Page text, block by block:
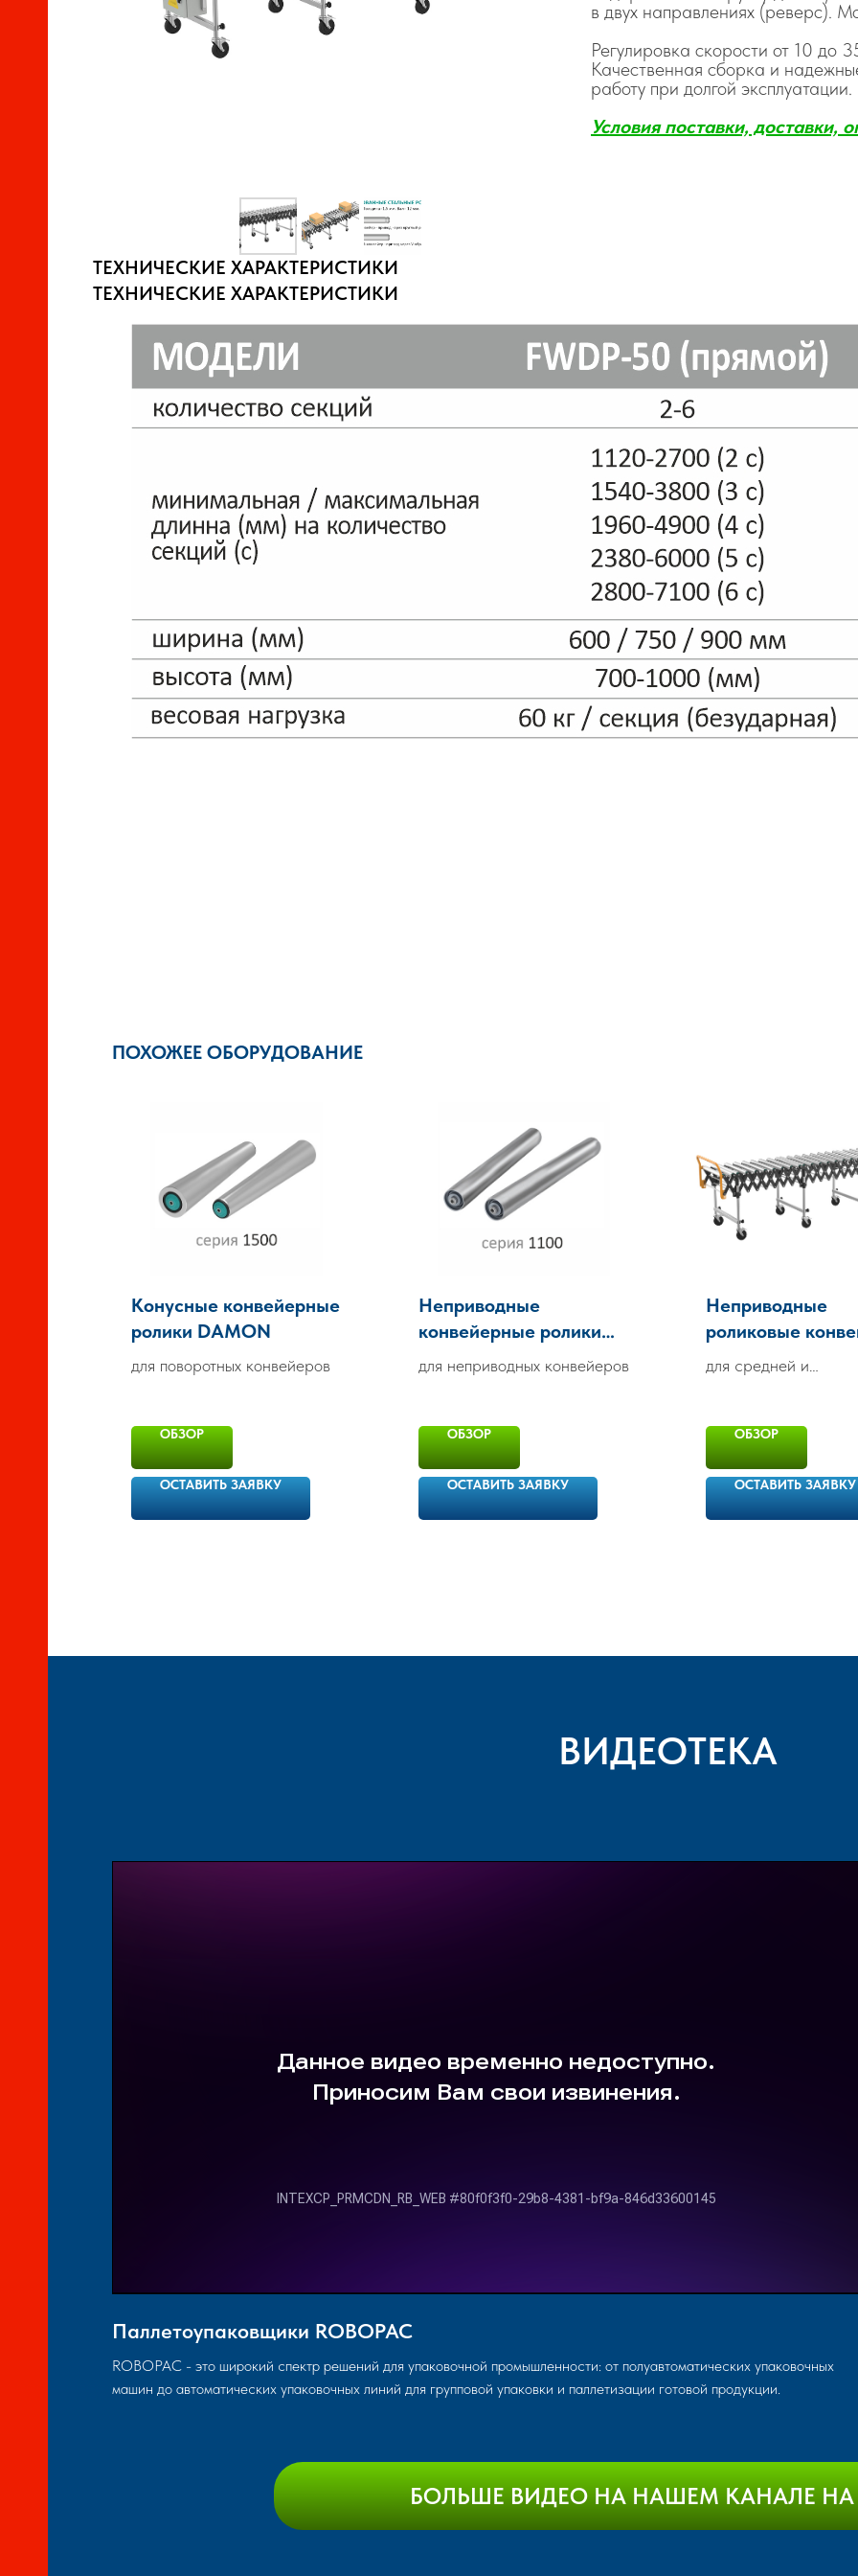
в двух направлениях (реверс).
Регулировка скорости от 10 до
Качественная сборка и
работу при долгой эксплуатации.
Условия поставки, доставки,
ТЕХНИЧЕСКИЕ ХАРАКТЕРИСТИКИ
ТЕХНИЧЕСКИЕ ХАРАКТЕРИСТИКИ
ПОХОЖЕЕ ОБОРУДОВАНИЕ
Конусные конвейерные
ролики DAMON
для поворотных конвейеров
ОБЗОР
ОСТАВИТЬ ЗАЯВКУ
Неприводные
конвейерные ролики
для неприводных конвейеров
ОБЗОР
ОСТАВИТЬ ЗАЯВКУ
Неприводные
роликовые
FWA-38 / FWAH-
роликами
для средней и
ОБЗОР
ОСТАВИТЬ ЗАЯВКУ
ВИДЕОТЕКА
Паллетоупаковщики ROBOPAC
ROBOPAC - это широкий спектр решений для упаковочной промышленности: от полуавтоматических упаковочных
машин до автоматических упаковочных линий для групповой упаковки и паллетизации готовой продукции.
БОЛЬШЕ ВИДЕО НА НАШЕМ КАНАЛЕ НА